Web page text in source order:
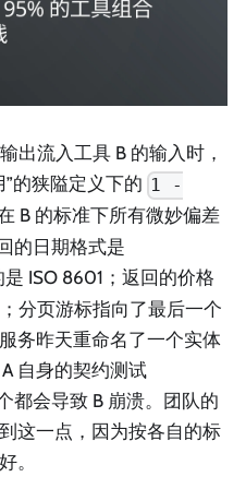
出流入工具 B 的输入时，
的狭隘定义下的 1 -
B 的标准下所有微妙偏差
的日期格式是
是 ISO 8601；返回的价格
分页游标指向了最后一个
务昨天重命名了一个实体
自身的契约测试
都会导致 B 崩溃。团队的
这一点，因为按各自的标
。